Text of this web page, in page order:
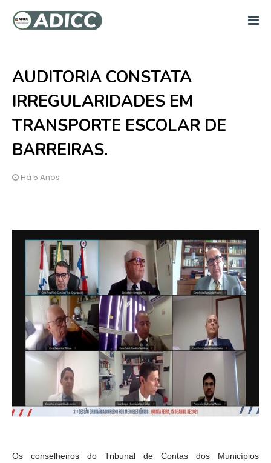
AUDITORIA CONSTATA
IRREGULARIDADES EM
TRANSPORTE ESCOLAR DE
BARREIRAS.
Há 5 Anos
Os conselheiros do Tribunal de Contas dos Municípios